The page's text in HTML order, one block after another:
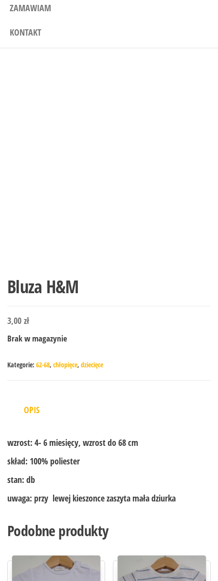
ZAMAWIAM
KONTAKT
Bluza H&M
3,00 zł
Brak w magazynie
Kategorie: 62-68, chłopięce, dziecięce
OPIS
wzrost: 4- 6 miesięcy, wzrost do 68 cm
skład: 100% poliester
stan: db
uwaga: przy lewej kieszonce zaszyta mała dziurka
Podobne produkty